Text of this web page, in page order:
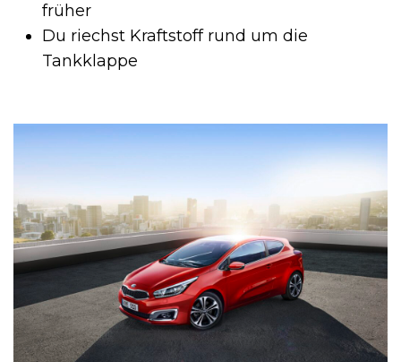
früher
Du riechst Kraftstoff rund um die
Tankklappe